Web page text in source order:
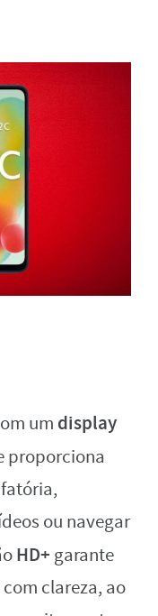
um display
proporciona
ou navegar
HD+ garante
clareza, ao